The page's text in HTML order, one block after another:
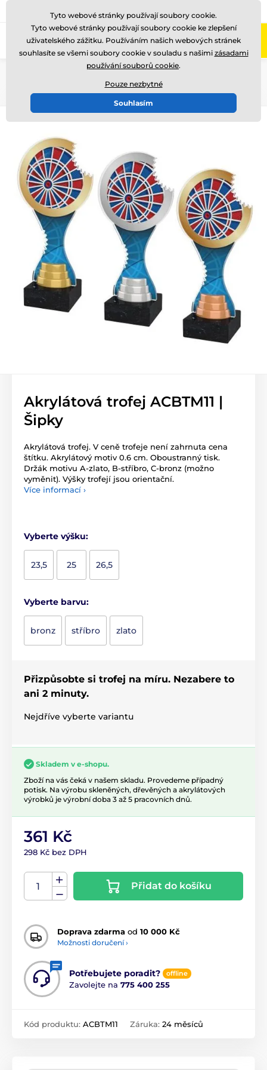
Zavolejte nám (Po-Pá 8-17)
Akrylátová trofej ACBTM11 |
Šipky
Akrylátová trofej. V ceně trofeje není zahrnuta cena
štítku. Akrylátový motiv 0.6 cm. Oboustranný tisk.
Držák motivu A-zlato, B-stříbro, C-bronz (možno
vyměnit). Výšky trofejí jsou orientační.
Více informací ›
Vyberte výšku:
23,5 25 26,5
Vyberte barvu:
bronz stříbro zlato
Přizpůsobte si trofej na míru. Nezabere to
ani 2 minuty.
Nejdříve vyberte variantu
Skladem v e-shopu.
Zboží na vás čeká v našem skladu. Provedeme případný
potisk. Na výrobu skleněných, dřevěných a akrylátových
výrobků je výrobní doba 3 až 5 pracovních dnů.
361 Kč
298 Kč bez DPH
Přidat do košíku
Doprava zdarma od 10 000 Kč
Možnosti doručení ›
Potřebujete poradit? offline
Zavolejte na 775 400 255
Kód produktu: ACBTM11 Záruka: 24 měsíců
Tyto webové stránky používají soubory cookie.
Tyto webové stránky používají soubory cookie ke zlepšení
uživatelského zážitku. Používáním našich webových stránek
souhlasíte se všemi soubory cookie v souladu s našimi zásadami
používání souborů cookie.
Pouze nezbytné
Souhlasím